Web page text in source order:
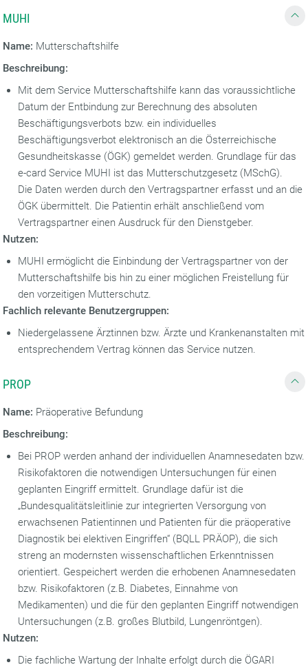
MUHI
Name: Mutterschaftshilfe
Beschreibung:
Mit dem Service Mutterschaftshilfe kann das voraussichtliche
Datum der Entbindung zur Berechnung des absoluten
Beschäftigungsverbots bzw. ein individuelles
Beschäftigungsverbot elektronisch an die Österreichische
Gesundheitskasse (ÖGK) gemeldet werden. Grundlage für das
e-card Service MUHI ist das Mutterschutzgesetz (MSchG).
Die Daten werden durch den Vertragspartner erfasst und an die
ÖGK übermittelt. Die Patientin erhält anschließend vom
Vertragspartner einen Ausdruck für den Dienstgeber.
Nutzen:
MUHI ermöglicht die Einbindung der Vertragspartner von der
Mutterschaftshilfe bis hin zu einer möglichen Freistellung für
den vorzeitigen Mutterschutz.
Fachlich relevante Benutzergruppen:
Niedergelassene Ärztinnen bzw. Ärzte und Krankenanstalten mit
entsprechendem Vertrag können das Service nutzen.
PROP
Name: Präoperative Befundung
Beschreibung:
Bei PROP werden anhand der individuellen Anamnesedaten bzw.
Risikofaktoren die notwendigen Untersuchungen für einen
geplanten Eingriff ermittelt. Grundlage dafür ist die
„Bundesqualitätsleitlinie zur integrierten Versorgung von
erwachsenen Patientinnen und Patienten für die präoperative
Diagnostik bei elektiven Eingriffen“ (BQLL PRÄOP), die sich
streng an modernsten wissenschaftlichen Erkenntnissen
orientiert. Gespeichert werden die erhobenen Anamnesedaten
bzw. Risikofaktoren (z.B. Diabetes, Einnahme von
Medikamenten) und die für den geplanten Eingriff notwendigen
Untersuchungen (z.B. großes Blutbild, Lungenröntgen).
Nutzen:
Die fachliche Wartung der Inhalte erfolgt durch die ÖGARI